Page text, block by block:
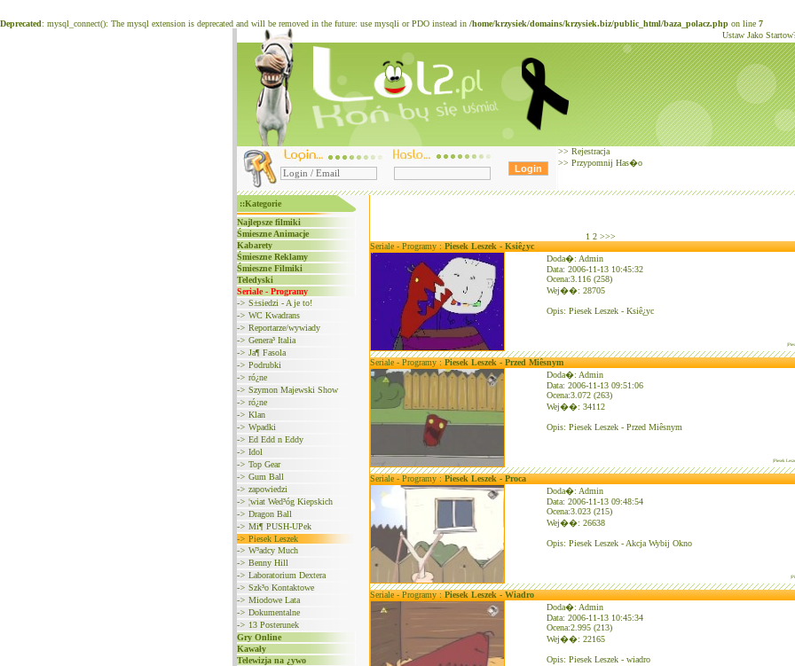
Deprecated: mysql_connect(): The mysql extension is deprecated and will be removed in the future: use mysqli or PDO instead in /home/krzysiek/domains/krzysiek.biz/public_html/baza_polacz.php on line 7
Ustaw Jako
>> Rejestracja
>> Przypomnij Has�o
::Kategorie
Najlepsze filmiki
Śmieszne Animacje
Kabarety
Śmieszne Reklamy
Śmieszne Filmiki
Teledyski
Seriale - Programy
-> S±siedzi - A je to!
-> WC Kwadrans
-> Reportarze/wywiady
-> Genera³ Italia
-> Ja¶ Fasola
-> Podrubki
-> ró¿ne
-> Szymon Majewski Show
-> ró¿ne
-> Klan
-> Wpadki
-> Ed Edd n Eddy
-> Idol
-> Top Gear
-> Gum Ball
-> zapowiedzi
-> ¦wiat Wed³óg Kiepskich
-> Dragon Ball
-> Mi¶ PUSH-UPek
-> Piesek Leszek
-> W³adcy Much
-> Benny Hill
-> Laboratorium Dextera
-> Szk³o Kontaktowe
-> Miodowe Lata
-> Dokumentalne
-> 13 Posterunek
Gry Online
Kawały
Telewizja na ¿ywo
1 2 >>>
Seriale - Programy :Piesek Leszek - Ksiê¿yc
Doda�: Admin
Data: 2006-11-13 10:45:32
Ocena:3.116 (258)
Wej��: 28705
Opis: Piesek Leszek - Ksiê¿yc
Seriale - Programy :Piesek Leszek - Przed Miêsnym
Doda�: Admin
Data: 2006-11-13 09:51:06
Ocena:3.072 (263)
Wej��: 34112
Opis: Piesek Leszek - Przed Miêsnym
|Piesek
Seriale - Programy :Piesek Leszek - Proca
Doda�: Admin
Data: 2006-11-13 09:48:54
Ocena:3.023 (215)
Wej��: 26638
Opis: Piesek Leszek - Akcja Wybij Okno
Seriale - Programy :Piesek Leszek - Wiadro
Doda�: Admin
Data: 2006-11-13 10:45:34
Ocena:2.995 (213)
Wej��: 22165
Opis: Piesek Leszek - wiadro